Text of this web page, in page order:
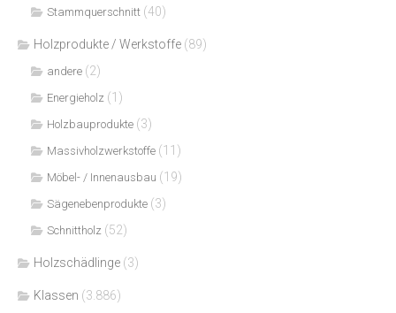
Stammquerschnitt (40)
Holzprodukte / Werkstoffe (89)
andere (2)
Energieholz (1)
Holzbauprodukte (3)
Massivholzwerkstoffe (11)
Möbel- / Innenausbau (19)
Sägenebenprodukte (3)
Schnittholz (52)
Holzschädlinge (3)
Klassen (3.886)